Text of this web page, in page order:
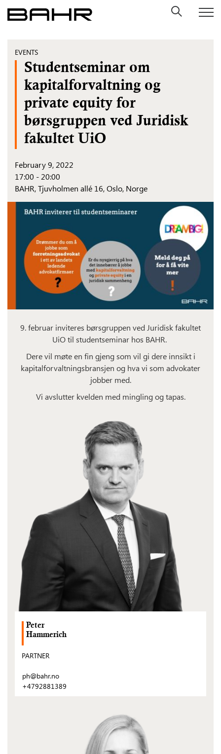
Skip
to
EVENTS
Studentseminar om
kapitalforvaltning og
private equity for
børsgruppen ved Juridisk
fakultet UiO
February 9, 2022
17:00 - 20:00
BAHR,Tjuvholmen allé 16, Oslo, Norge
9. februar inviteres børsgruppen ved Juridisk fakultet
UiO til studentseminar hos BAHR.
Dere vil møte en fin gjeng som vil gi dere innsikt i
kapitalforvaltningsbransjen og hva vi som advokater
jobber med.
Vi avslutter kvelden med mingling og tapas.
Peter
Hammerich
PARTNER
ph@bahr.no
+4792881389